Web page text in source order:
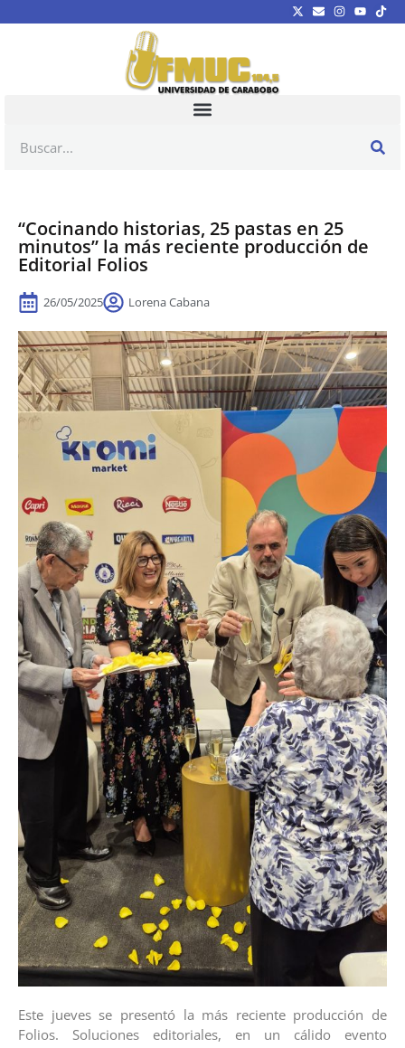
“Cocinando historias, 25 pastas en 25
minutos” la más reciente producción de
Editorial Folios
26/05/2025 Lorena Cabana
Este jueves se presentó la más reciente producción de
Folios. Soluciones editoriales, en un cálido evento